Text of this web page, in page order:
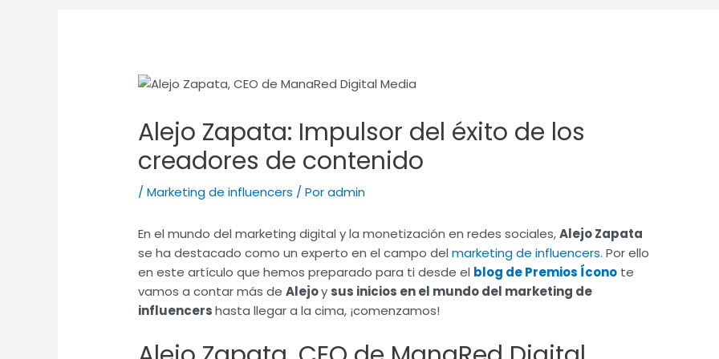
Alejo Zapata: Impulsor del éxito de los
creadores de contenido
/Marketing de influencers / Poradmin
En el mundo del marketing digital y la monetización en redes sociales,Alejo Zapata
se ha destacado como un experto en el campo delmarketing de influencers. Por ello
en este artículo que hemos preparado para ti desde el blog de Premios Ícono te
vamos a contar más deAlejoy sus inicios en el mundo del marketing de
influencershasta llegar a la cima, ¡comenzamos!